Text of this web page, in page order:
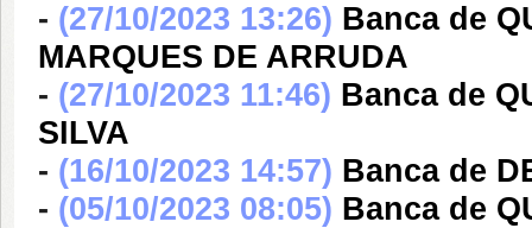
- (27/10/2023 13:26) Banca de
MARQUES DE ARRUDA
- (27/10/2023 11:46) Banca de
SILVA
- (16/10/2023 14:57) Banca de
- (05/10/2023 08:05) Banca de